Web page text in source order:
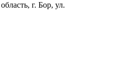
г. Бор, ул.